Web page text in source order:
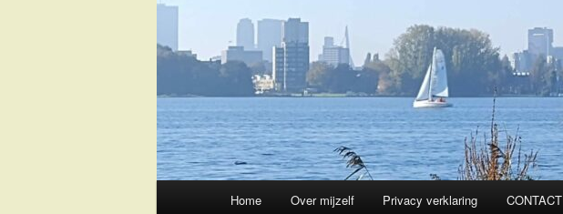
Skip
Home Over mijzelf Privacy verklaring CONTACT